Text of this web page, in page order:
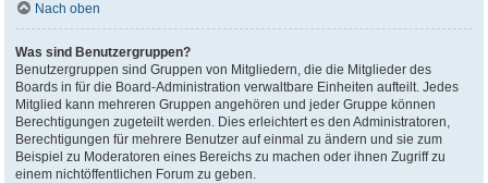
Nach oben
Was sind Benutzergruppen?
Benutzergruppen sind Gruppen von Mitgliedern, die die Mitglieder des
Boards in für die Board-Administration verwaltbare Einheiten aufteilt. Jedes
Mitglied kann mehreren Gruppen angehören und jeder Gruppe können
Berechtigungen zugeteilt werden. Dies erleichtert es den Administratoren,
Berechtigungen für mehrere Benutzer auf einmal zu ändern und sie zum
Beispiel zu Moderatoren eines Bereichs zu machen oder ihnen Zugriff zu
einem nichtöffentlichen Forum zu geben.